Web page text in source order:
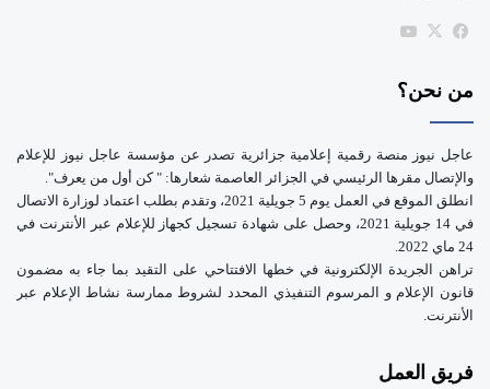
فيسبوك
‫X
من نحن؟
عاجل نيوز منصة رقمية إعلامية جزائرية تصدر عن مؤسسة عاجل نيوز للإعلام
والإتصال مقرها الرئيسي في الجزائر العاصمة شعارها: " كن أول من يعرف".
انطلق الموقع في العمل يوم 5 جويلية 2021، وتقدم بطلب اعتماد لوزارة الاتصال
في 14 جويلية 2021، وحصل على شهادة تسجيل كجهاز للإعلام عبر الأنترنت في
24 ماي 2022.
تراهن الجريدة الإلكترونية في خطها الافتتاحي على التقيد بما جاء به مضمون
قانون الإعلام و المرسوم التنفيذي المحدد لشروط ممارسة نشاط الإعلام عبر
الأنترنت.
فريق العمل